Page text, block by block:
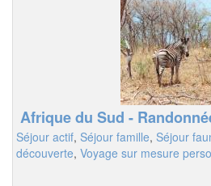
Afrique du Sud -
Séjour actif, Séjour famille, Séjour
découverte, Voyage sur mesure